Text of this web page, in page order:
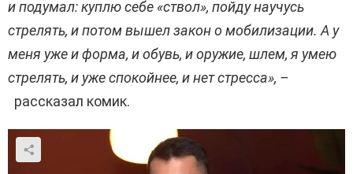
и подумал: куплю себе «ствол», пойду научусь
стрелять, и потом вышел закон о мобилизации. А у
меня уже и форма, и обувь, и оружие, шлем, я умею
стрелять, и уже спокойнее, и нет стресса», –
рассказал комик.